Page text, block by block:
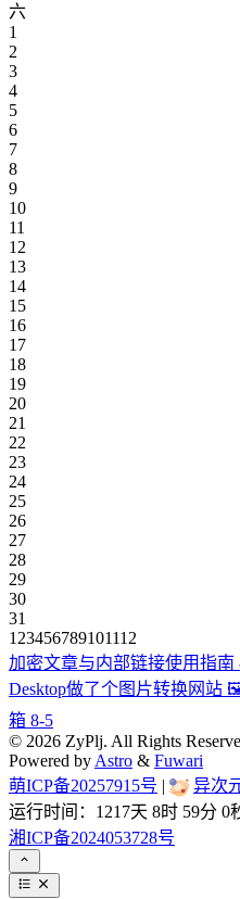
六
1
2
3
4
5
6
7
8
9
10
11
12
13
14
15
16
17
18
19
20
21
22
23
24
25
26
27
28
29
30
31
1 23456789101112
加密文章与内部链接使用指南
Desktop做了个图片转换网站
箱 8-5
© 2026 ZyPlj. All Rights
Powered by Astro & Fuwari
萌ICP备20257915号 | 异次
运行时间： 1217天 8时 59分 0
湘ICP备2024053728号